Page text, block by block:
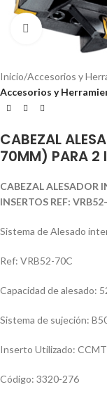
Click to
Inicio Accesorios y
Accesorios y
CABEZAL
70MM) PARA 2
CABEZAL ALESADOR
INSERTOS REF:
Sistema de Alesado
Ref: VRB52-70C
Capacidad de alesado:
Sistema de sujeción:
Inserto Utilizado:
Código: 3320-276